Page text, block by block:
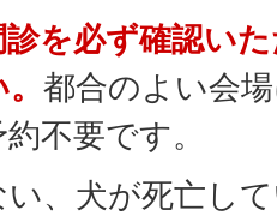
を必ず確認い
都合のよい会
不要です。
、犬が死亡し